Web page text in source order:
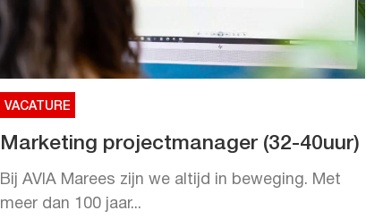
VACATURE
Marketing projectmanager (32-40uur)
Bij AVIA Marees zijn we altijd in beweging. Met
meer dan 100 jaar...